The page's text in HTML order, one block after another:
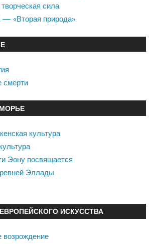
сила
— «Вторая природа»
смерти
культура
Эону посвящается
Эллады
ИСКУССТВА
возрождение